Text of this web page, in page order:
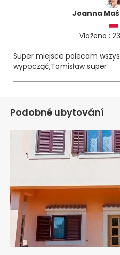
Joanna
Vloženo :
Super miejsce polecam
wypocząć,Tomisław super
Podobné ubytování